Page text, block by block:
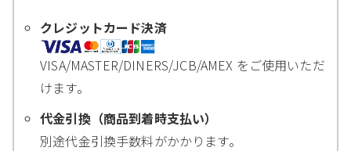
クレジットカード決済
VISA/MASTER/DINERS/JCB/AMEX をご使用いただ
けます。
代金引換（商品到着時支払い）
別途代金引換手数料がかかります。